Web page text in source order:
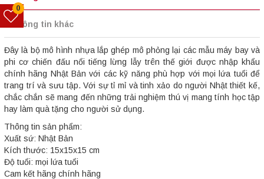
Thông tin khác
Đây là bộ mô hình nhựa lắp ghép mô phỏng lại các mẫu máy bay và
phi cơ chiến đấu nổi tiếng lừng lẫy trên thế giới được nhập khẩu
chính hãng Nhật Bản với các kỹ năng phù hợp với mọi lứa tuổi để
trang trí và sưu tập. Với sự tỉ mỉ và tinh xảo do người Nhật thiết kế,
chắc chắn sẽ mang đến những trải nghiệm thú vị mang tính học tập
hay làm quà tặng cho người sử dụng.
Thông tin sản phẩm:
Xuất sứ: Nhật Bản
Kích thước: 15x15x15 cm
Độ tuổi: mọi lứa tuổi
Cam kết hãng chính hãng
0